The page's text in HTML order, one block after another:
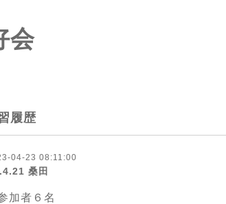
会
履歴
04-23 08:11:00
桑田
加者６名